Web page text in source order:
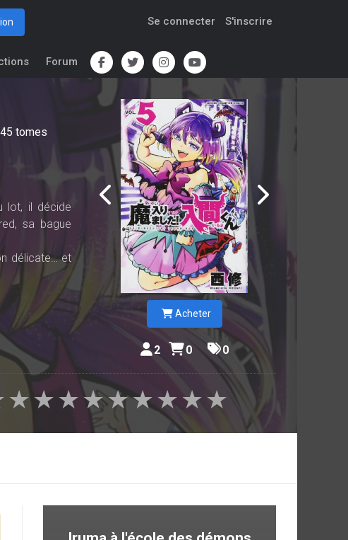
Se connecter S'inscrire
Forum
45 tomes
lot, il décide
sa bague
délicate… et
Acheter
2 0 0
★
★
★
★
★
★
★
★
★